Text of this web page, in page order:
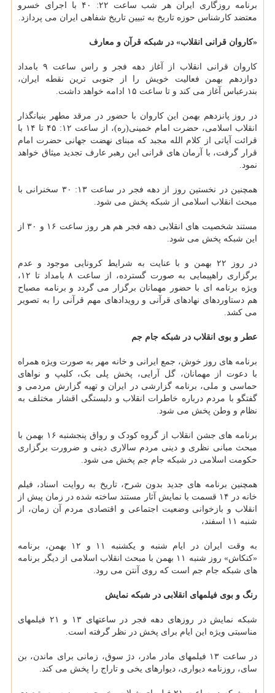
برنامه روزگاری ایران هر شب ساعت ۲۲: ۴۰ با اجرای خسرو
معتضد کارشناس حوزه تاریخ به تبیین تاریخ شفاهی ایران می پردازد.
«کاروان قرانی انقلاب» در شبکه قرآن و معارف
کاروان قرانی انقلاب از آغاز دهه فجر و راس ساعت ۹ بامداد
دوازدهم بهمن فعالیت خویش را از جنوبی ترین نقطه ایران،
بندرعباس آغاز می کند و تا ساعت ۱۵ ادامه خواهد داشت.
در روز پانزدهم بهمن این کاروان با حضور در مرقد مطهر بنیانگذار
انقلاب اسلامی، حضرت امام خمینی(ره)، از ساعت ۱۲: ۴۵ تا ۱۴ با
قرائت آیاتی از کلام الله مجبد که مبنای نهضت جهانی حضرت امام
قرار گرفت، با آرمان های قرانی این رهبر عارف تجدید میثاق خواهد
نمود.
همچنین در نخستین روز از دهه فجر در ساعت ۱۳: ۳۰ سخنرانی با
مبحث انقلاب اسلامی از شبکه پخش می شود.
مستند شخصیت های انقلابی دهه فجر هم هر روز ساعت ۱۶ و ۳۰ از
این شبکه پخش می شود.
در روز ۲۲ بهمن و با عنایت به شرایط کرونایی موجود و عدم
برگزاری راهپیمایی به صورت گسترده، از ساعت ۸ بامداد تا ۱۲،
ویژه برنامه ای با حضور مهمانان برگزار می گردد و برنامه مصباح
هم دستاوردهای نهادهای قرآنی و رویدادهای مهم قرآنی را به تصویر
می کشد.
عطر و بوی انقلاب در شبکه جام جم
برنامه های روز خوش، جمع ایرانی و خانه مهر به صورت ویژه همراه
با دعوت از مهمانان، گل آرایی، پخش پلی بک، کلیپ و نواهای
حماسی و ملی، برنامه گزارشی در ایران و تهیه گزارش مردمی و
گفتگو با مردم درباره خاطرات انقلاب و دلبستگی اقشار مختلف به
نظام و وطن پخش می شود.
برنامه های جشن انقلاب از گروه کودک و رواق پنجشنبه ۱۶ بهمن با
مبحث مبانی نظری و دینی مردم سالاری دینی و ضرورت برگزاری
حکومت اسلامی در شبکه جام جم پخش می شود.
همچنین برنامه های جدید بدون شرح، تاریخ به روایت اسناد، فیلم
خانه در ۱۴ قسمت با نمایش آثار مستند ساخته شده در زمان پیش از
انقلاب و بازخوانی وضعیت اجتماعی و اقتصادی مردم آن زمان، از
شنبه ۱۱ اسفند،
به وقت ایران در ایام شنبه و یکشنبه ۱۱ و ۱۲ بهمن، برنامه
«کنکاش» روز شنبه ۱۱ بهمن با مبحث انقلاب اسلامی از دیگر برنامه
های شبکه جام جم است که روی آنتن می رود.
رنگ و بوی فیلمهای انقلابی در شبکه نمایش
شبکه نمایش در روزهای دهه فجر در ساعتهای ۱۳ و ۲۱ فیلمهای
مناسبتی ویژه این ایام برای پخش در نظر گرفته است.
در ساعت ۱۳ فیلمهای مادر مادر، دژ سوق، زمانی برای ماندن، بن
سای، روزنامه دیواری، دیوارهای یخی و تاراج را پخش می کند.